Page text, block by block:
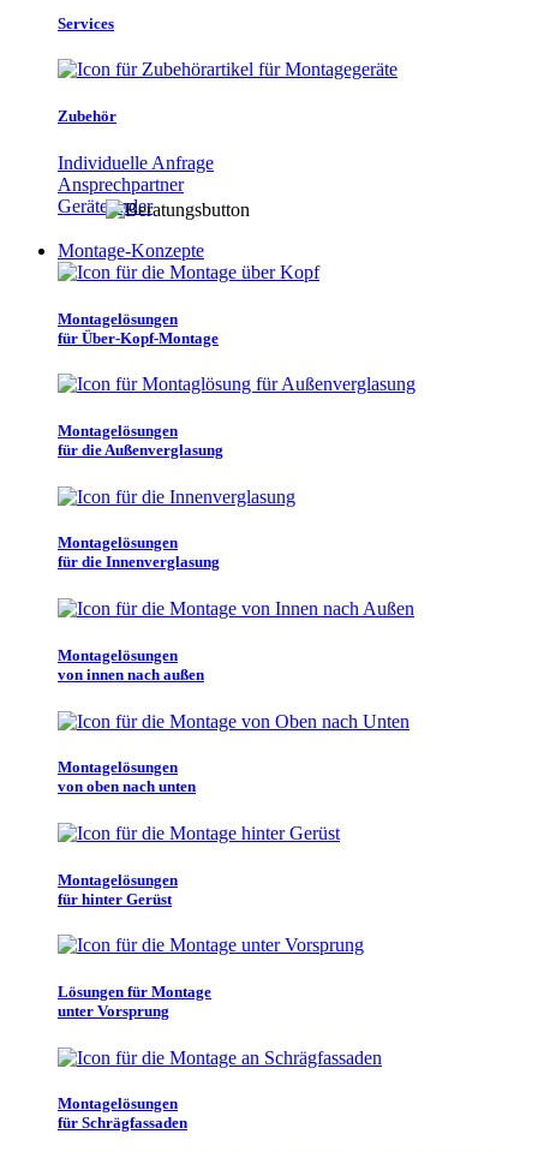
Services
Zubehör
Individuelle Anfrage
Ansprechpartner
Gerätefinder
Montage-Konzepte
Montagelösungen
für Über-Kopf-Montage
Montagelösungen
für die Außenverglasung
Montagelösungen
für die Innenverglasung
Montagelösungen
von innen nach außen
Montagelösungen
von oben nach unten
Montagelösungen
für hinter Gerüst
Lösungen für Montage
unter Vorsprung
Montagelösungen
für Schrägfassaden